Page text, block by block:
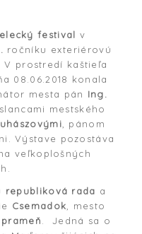
festival v
ročníku exteriérovú
V prostredí kaštieľa
08.06.2018 konala
mesta pán Ing.
mestského
, pánom
Výstave pozostáva
veľkoplošných
republiková rada a
Csemadok , mesto
. Jedná sa o